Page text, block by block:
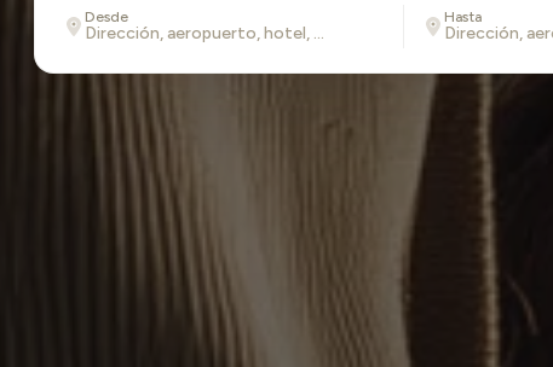
Desde Hasta